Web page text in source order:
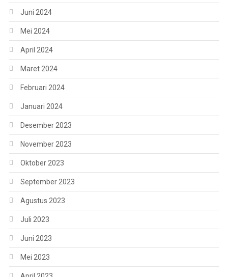
Juni 2024
Mei 2024
April 2024
Maret 2024
Februari 2024
Januari 2024
Desember 2023
November 2023
Oktober 2023
September 2023
Agustus 2023
Juli 2023
Juni 2023
Mei 2023